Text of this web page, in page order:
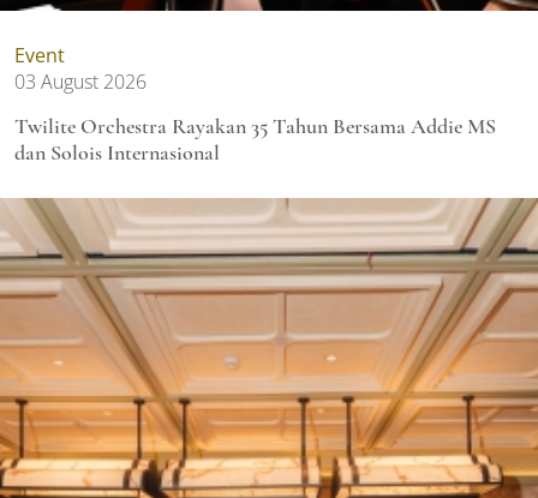
Event
03 August 2026
Twilite Orchestra Rayakan 35 Tahun Bersama Addie MS
dan Solois Internasional